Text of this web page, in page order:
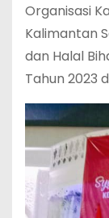
Organisasi
Kalimantan
dan Halal
Tahun 2023